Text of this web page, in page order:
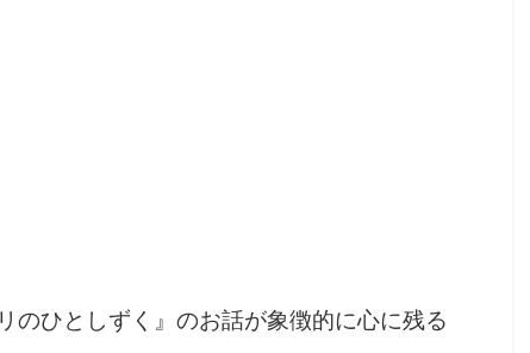
のひとしずく』のお話が象徴的に心に残る